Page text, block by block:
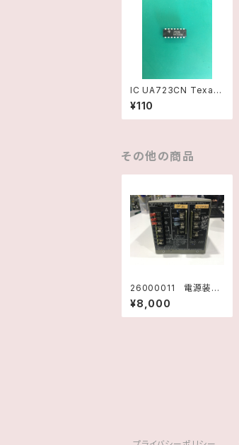
IC UA723CN Texas
Instruments
¥110
その他の商品
26000011 電源装
置 POWER SUPPLY
63315E 10923400
1 ヒューレットパッカー
¥8,000